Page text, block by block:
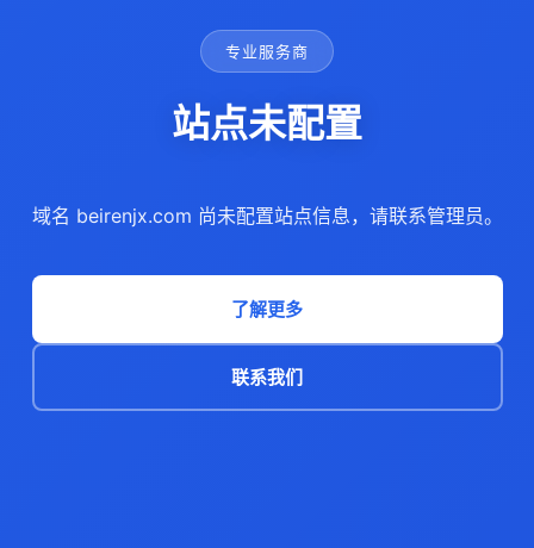
专业服务商
站点未配置
域名 beirenjx.com 尚未配置站点信息，请联系管理员。
了解更多
联系我们